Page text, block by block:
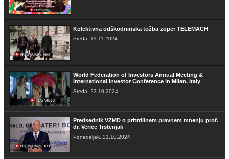
Kolektivna odškodninska tožba zoper TELEMACH
Sreda, 13.11.2024
World Federation of Investors Annual Meeting &
International Investor Conference in Milan, Italy
Sreda, 23.10.2024
Predsednik VZMD o pritrdilnem pravnem mnenju prof.
dr. Verice Trstenjak
Ponedeljek, 21.10.2024